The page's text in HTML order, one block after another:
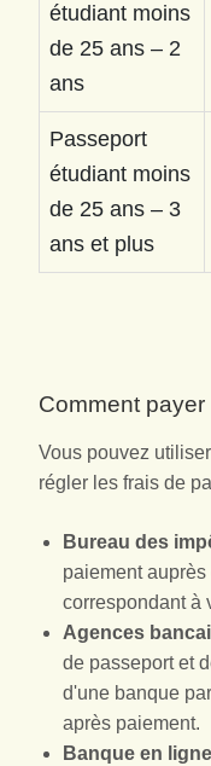
étudiant moins
de 25 ans – 2
ans
Passeport
étudiant moins
de 25 ans – 3
ans et plus
Comment
Vous pouvez
régler les frais de
Bureau des
paiement
correspondant à
Agences
de passeport et
d'une banque
après paiement.
Banque en